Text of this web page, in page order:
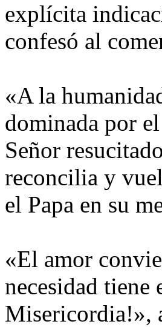
explícita
confesó al
«A la
dominada por
Señor
reconcilia y
el Papa en su
«El amor
necesidad
Misericordia!»,